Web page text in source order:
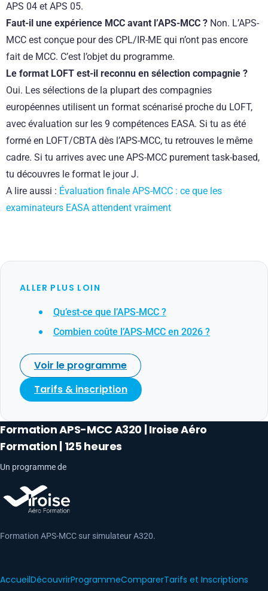
APS 04 et APS 05.
Faut-il une expérience MCC avant l’APS-MCC ? Non. L’APS-
MCC est conçue pour des CPL/IR-ME qui n’ont pas encore
fait de MCC. C’est l’objet du programme.
Le format LOFT est-il reconnu en sélection compagnie ?
Oui. Les sélections de la plupart des compagnies
européennes utilisent un format scénarisé proche du LOFT,
avec évaluation sur les 9 compétences EASA. Si tu as été
formé en LOFT/CBTA dès l’APS-MCC, tu retrouves le même
cadre. Si tu arrives avec une APS-MCC purement task-based,
tu découvres le format le jour J.
A lire aussi : Évaluation finale APS-MCC : ce que les
examinateurs EASA attendent vraiment
ALLER PLUS LOIN
Qu’est-ce que l’APS-MCC ?
Combien coûte l’APS-MCC en 2026 ?
Voir le programme
Tarifs & inscription
Formation APS-MCC A320 | Iroise Aéro
Formation | 125 heures
Un programme de
Formation APS-MCC sur simulateur A320.
AccueilDécouvrirProgrammeComparerTarifs et Inscriptions